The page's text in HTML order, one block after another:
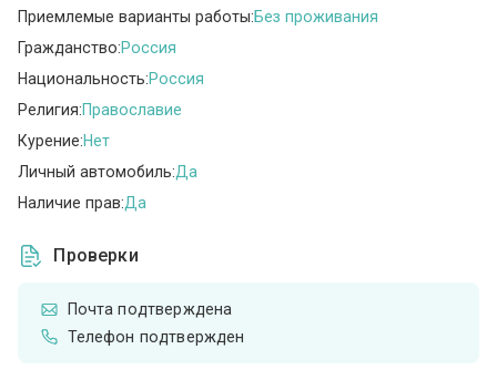
Приемлемые варианты работы:Без проживания
Гражданство:Россия
Национальность:Россия
Религия:Православие
Курение:Нет
Личный автомобиль:Да
Наличие прав:Да
Проверки
Почта подтверждена
Телефон подтвержден